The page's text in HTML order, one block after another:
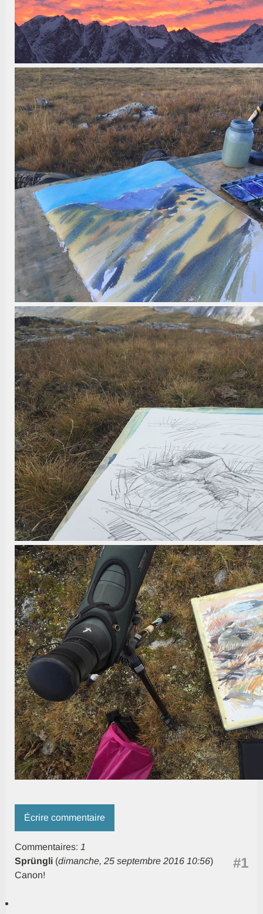
Écrire commentaire
Commentaires: 1
#1
Sprüngli (dimanche, 25 septembre 2016 10:56)
Canon!